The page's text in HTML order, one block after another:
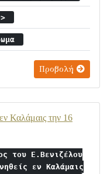
Προβολή
Καλάμαις την 16
του Ε.Βενιζέλου
εν Καλάμαις